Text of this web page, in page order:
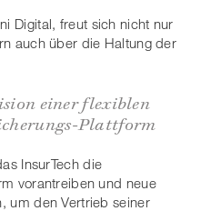
Digital, freut sich nicht nur
auch über die Haltung der
einer flexiblen
Plattform
InsurTech die
vorantreiben und neue
um den Vertrieb seiner